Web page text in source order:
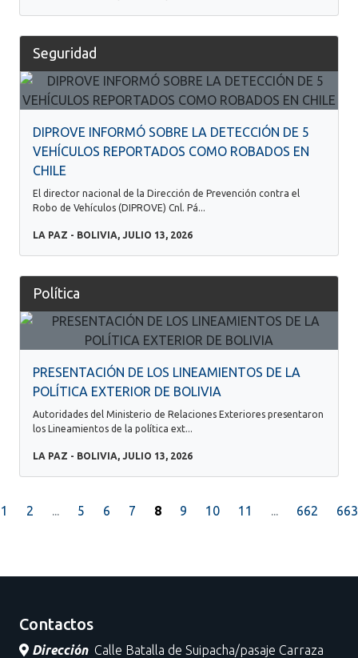
Seguridad
DIPROVE INFORMÓ SOBRE LA DETECCIÓN DE 5
VEHÍCULOS REPORTADOS COMO ROBADOS EN
CHILE
El director nacional de la Dirección de Prevención contra el
Robo de Vehículos (DIPROVE) Cnl. Pá...
LA PAZ - BOLIVIA, JULIO 13, 2026
Política
PRESENTACIÓN DE LOS LINEAMIENTOS DE LA
POLÍTICA EXTERIOR DE BOLIVIA
Autoridades del Ministerio de Relaciones Exteriores presentaron
los Lineamientos de la política ext...
LA PAZ - BOLIVIA, JULIO 13, 2026
1 2 ... 5 6 7 8 9 10 11 ... 662 663
Contactos
Dirección Calle Batalla de Suipacha/pasaje Carraza